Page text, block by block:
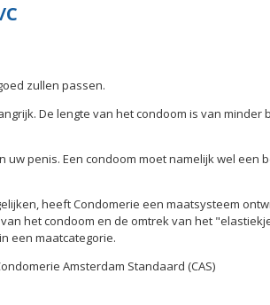
zullen passen.
De lengte van het condoom is van minder
penis. Een condoom moet namelijk wel een
heeft Condomerie een maatsysteem
het condoom en de omtrek van het
een maatcategorie.
Amsterdam Standaard (CAS)